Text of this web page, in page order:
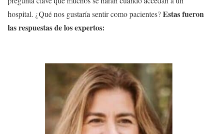
hospital. ¿Qué nos gustaría sentir como pacientes?Estas fueron
las respuestas de los expertos: